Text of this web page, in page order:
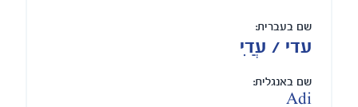
שם בעברית:
עדי / עֲדִי
שם באנגלית:
Adi